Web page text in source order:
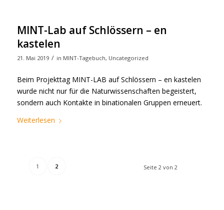
MINT-Lab auf Schlössern – en
kastelen
21. Mai 2019 / in MINT-Tagebuch, Uncategorized
Beim Projekttag MINT-LAB auf Schlössern – en kastelen
wurde nicht nur für die Naturwissenschaften begeistert,
sondern auch Kontakte in binationalen Gruppen erneuert.
Weiterlesen
Seite 2 von 2
1 2